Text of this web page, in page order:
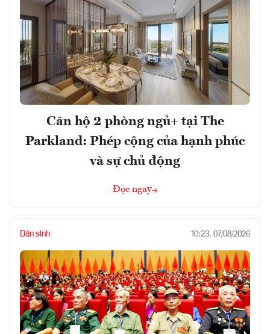
Căn hộ 2 phòng ngủ+ tại The
Parkland: Phép cộng của hạnh phúc
và sự chủ động
Đọc ngay
Dân sinh 10:23, 07/08/2026